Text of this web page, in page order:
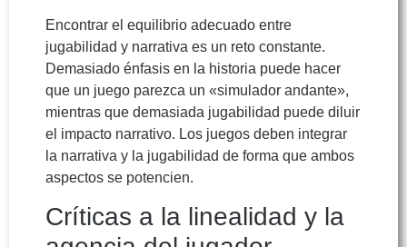
Encontrar el equilibrio adecuado entre
jugabilidad y narrativa es un reto constante.
Demasiado énfasis en la historia puede hacer
que un juego parezca un «simulador andante»,
mientras que demasiada jugabilidad puede diluir
el impacto narrativo. Los juegos deben integrar
la narrativa y la jugabilidad de forma que ambos
aspectos se potencien.
Críticas a la linealidad y la